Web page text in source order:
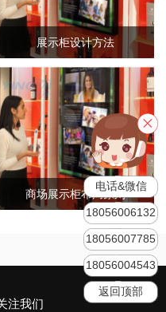
展示柜设计方法
商场展示柜布局原则
注我们
电话&微信
18056006132
18056007785
18056004543
返回顶部